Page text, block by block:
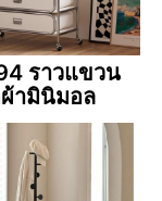
ราวแขวน
ผ้ามินิมอล